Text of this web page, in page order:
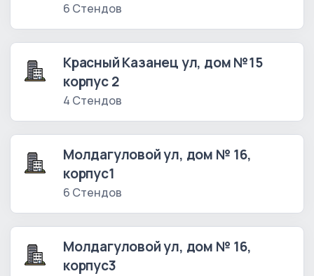
6 Стендов
Красный Казанец ул, дом №15
корпус 2
4 Стендов
Молдагуловой ул, дом № 16,
корпус1
6 Стендов
Молдагуловой ул, дом № 16,
корпус3